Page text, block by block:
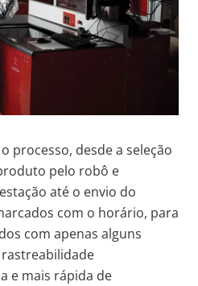
processo, desde a seleção
pelo robô e
até o envio do
com o horário, para
com apenas alguns
e mais rápida de